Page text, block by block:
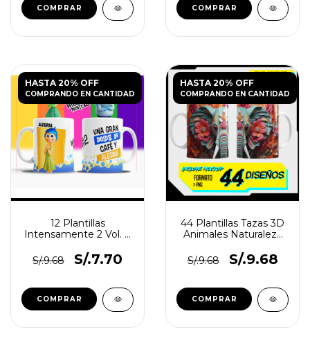
HASTA 20% OFF
COMPRANDO EN CANTIDAD
12 Plantillas
Intensamente 2 Vol. 7
S/.9.68
S/.7.70
HASTA 20% OFF
COMPRANDO EN CANTIDAD
44 Plantillas Tazas 3D
Animales Naturaleza
S/.9.68
S/.9.68